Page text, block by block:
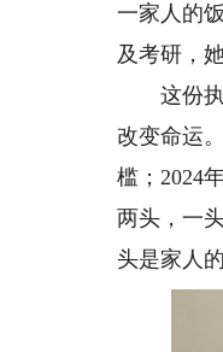
一家人的
及考研，
这份执
改变命运
槛；2024
两头，一
头是家人